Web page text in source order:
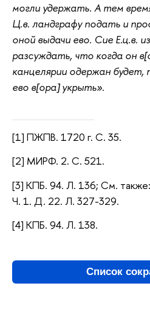
могли удержать. А тем
Ц.в. ландграфу подать и
оной выдачи ево. Сие Е.ц.в.
разсуждать, что когда он
канцелярии одержан будет,
ево в[ора] укрыть».
[1] ПЖПВ. 1720 г. С. 35.
[2] МИРФ. 2. С. 521.
[3] КПБ. 94. Л. 136; См.
Ч. 1. Д. 22. Л. 327-329.
[4] КПБ. 94. Л. 138.
Список